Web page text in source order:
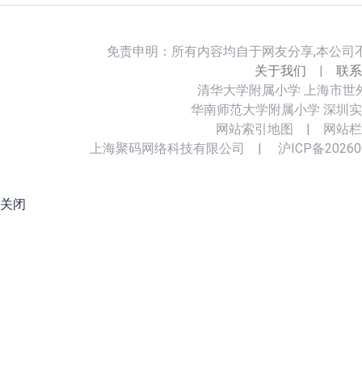
免责申明：所有内容均自于网友分享,本公
关于我们
联
清华大学附属小学 上海市世
华南师范大学附属小学 深圳
网站索引地图
网站
上海聚码网络科技有限公司
沪ICP备
关闭